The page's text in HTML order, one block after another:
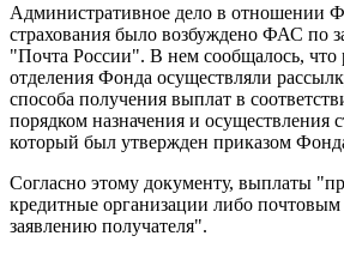
Административное дело в отношении
страхования было возбуждено ФАС по
"Почта России". В нем сообщалось, что
отделения Фонда осуществляли
способа получения выплат в
порядком назначения и осуществления
который был утвержден приказом
Согласно этому документу, выплаты
кредитные организации либо
заявлению получателя".